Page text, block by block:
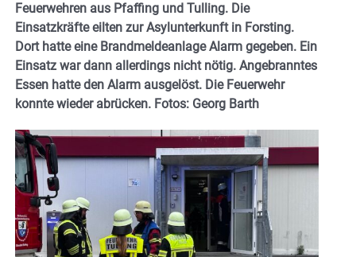
Feuerwehren aus Pfaffing und Tulling. Die
Einsatzkräfte eilten zur Asylunterkunft in Forsting.
Dort hatte eine Brandmeldeanlage Alarm gegeben. Ein
Einsatz war dann allerdings nicht nötig. Angebranntes
Essen hatte den Alarm ausgelöst. Die Feuerwehr
konnte wieder abrücken. Fotos: Georg Barth